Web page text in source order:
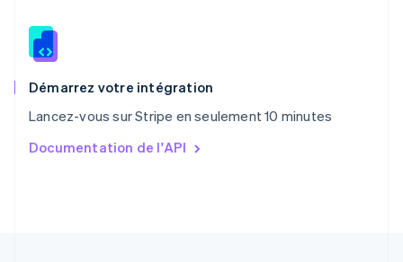
Démarrez votre intégration
Lancez-vous sur Stripe en seulement 10 minutes
Documentation de l'API
Roumanie
Royaume-Uni
English
English简体中文
English